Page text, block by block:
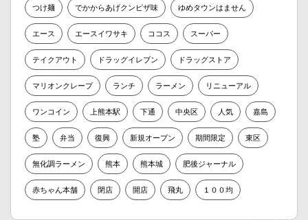
つけ麺 でかからあげクンピザ味 ゆめタウンはません
エース エースイワサキ ココス スーパー
テイクアウト ドラッグイレブン ドラッグストア
マリオンクレープ ランチ ラーメン リニューアル
ワンコイン 上熊本駅 下通 中央区 人気 嘉島
塾 弁当 復興 新規オープン 期間限定 東区
無化調ラーメン 熊本 熊本城 肥後ジャーナル
赤ちゃん本舗 閉店 開店 飛丸 １００均